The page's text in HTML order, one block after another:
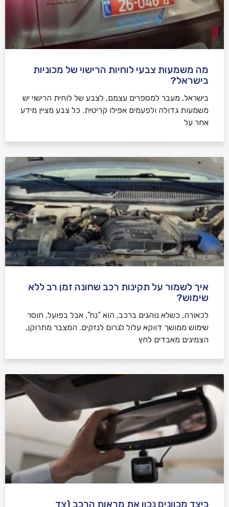
מה משמעות צבעי לוחיות הרישוי של מכוניות
בישראל?
בישראל, מעבר למספרים עצמם, לצבע של לוחית הרישוי יש
משמעות גדולה ולפעמים אפילו קריטית. כל צבע מציין מידע
אחר על
איך לשמור על תקינות רכב שחונה זמן רב ללא
שימוש?
לכאורה, כשלא נוהגים ברכב, הוא “נח”, אבל בפועל, חוסר
שימוש ממושך דווקא עלול לגרום לנזקים. המצבר מתרוקן,
הצמיגים מאבדים לחץ
כיצד מכוונים נכון את מראות הרכב (צד